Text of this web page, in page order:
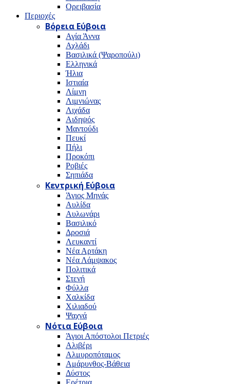
Ορειβασία
Περιοχές
Βόρεια Εύβοια
Αγία Άννα
Αχλάδι
Βασιλικά (Ψαροπούλι)
Ελληνικά
Ήλια
Ιστιαία
Λίμνη
Λιμνιώνας
Λιχάδα
Αιδηψός
Μαντούδι
Πευκί
Πήλι
Προκόπι
Ροβιές
Σηπιάδα
Κεντρική Εύβοια
Άγιος Μηνάς
Αυλίδα
Αυλωνάρι
Βασιλικό
Δροσιά
Λευκαντί
Νέα Αρτάκη
Νέα Λάμψακος
Πολιτικά
Στενή
Φύλλα
Χαλκίδα
Χιλιαδού
Ψαχνά
Νότια Εύβοια
Άγιοι Απόστολοι Πετριές
Αλιβέρι
Αλμυροπόταμος
Αμάρυνθος-Βάθεια
Δύστος